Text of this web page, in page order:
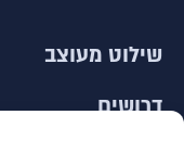
שילוט מעוצב
דרושים